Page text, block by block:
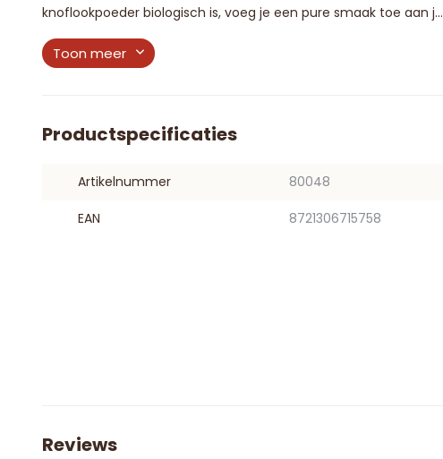
knoflookpoeder biologisch is, voeg je een pure smaak toe aan j...
Toon meer
Productspecificaties
Artikelnummer 80048
EAN 8721306715758
Reviews